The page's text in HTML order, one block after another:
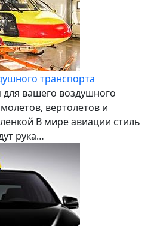
транспорта
вашего воздушного
вертолетов и
В мире авиации стиль
рука…